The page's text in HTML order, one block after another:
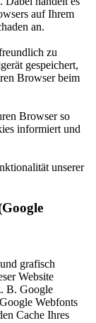
auf Ihrem
an.
zu
gespeichert,
Browser beim
Browser so
informiert und
unserer
grafisch
Website
B. Google
Webfonts
Cache Ihres